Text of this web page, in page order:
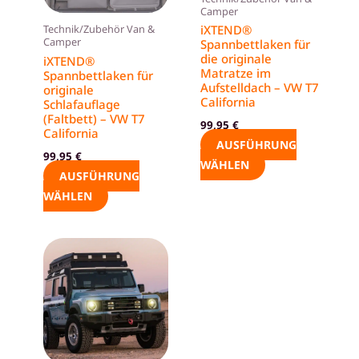
Technik/Zubehör Van &
Camper
iXTEND®
Spannbettlaken für
originale
Schlafauflage
(Faltbett) – VW T7
California
99,95€
AUSFÜHRUNG
WÄHLEN
Die
Optionen
auf
Produktseite
werden
Camper
iXTEND®
Spannbettlaken für
die originale
Matratze im
Aufstelldach – VW T7
California
99,95 €
AUSFÜHRUNG
WÄHLEN
Optionen
können
auf
der
gewählt
werden
Produkt
weist
mehrere
Varianten
auf.